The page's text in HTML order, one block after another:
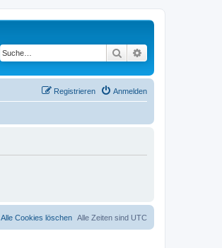
Suche
Anmelden
Registrieren
Alle Zeiten sind UTC
Alle Cookies löschen